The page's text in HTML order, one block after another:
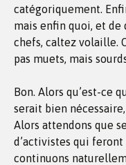
catégoriquement.
mais enfin quoi, et de
chefs, caltez volaille.
pas muets, mais
Bon. Alors qu’est-ce
serait bien
Alors attendons que
d’activistes qui
continuons